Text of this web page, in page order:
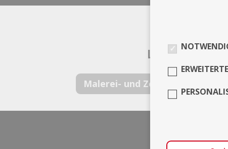
Leistungen
Malerei- und Zeichenkunst